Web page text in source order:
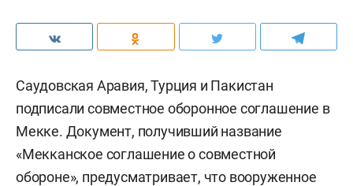
Саудовская Аравия, Турция и Пакистан
подписали совместное оборонное соглашение в
Мекке. Документ, получивший название
«Мекканское соглашение о совместной
обороне», предусматривает, что вооруженное